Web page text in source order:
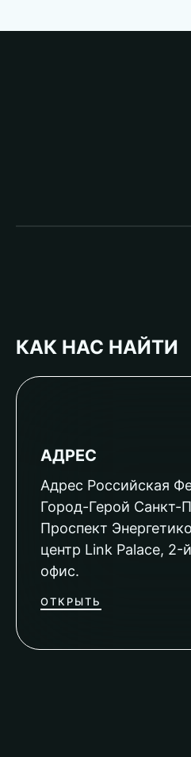
КАК НАС НАЙТИ
АДРЕС
Адрес Российская
Город-Герой Санкт-
Проспект
центр Link Palace, 2-
офис.
ОТКРЫТЬ